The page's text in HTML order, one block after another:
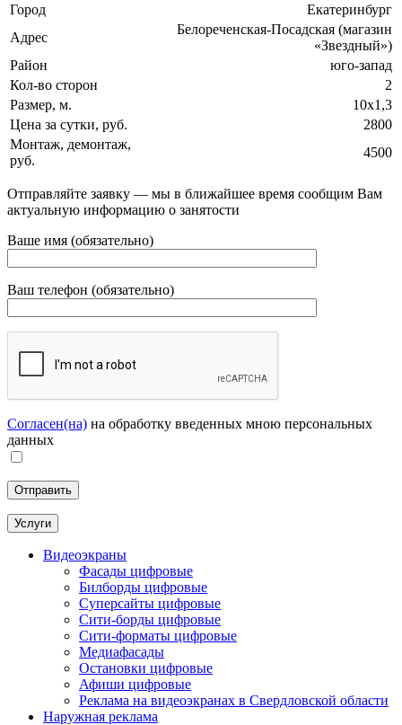
Город
Екатеринбург
Адрес
Белореченская-Посадская (магазин
«Звездный»)
Район
юго-запад
Кол-во сторон
2
Размер, м.
10х1,3
Цена за сутки, руб.
2800
Монтаж, демонтаж,
руб.
4500
Отправляйте заявку — мы в ближайшее время сообщим Вам
актуальную информацию о занятости
Ваше имя (обязательно)
Ваш телефон (обязательно)
Согласен(на) на обработку введенных мною персональных
данных
Услуги
Видеоэкраны
Фасады цифровые
Билборды цифровые
Суперсайты цифровые
Сити-борды цифровые
Сити-форматы цифровые
Медиафасады
Остановки цифровые
Афиши цифровые
Реклама на видеоэкранах в Свердловской области
Наружная реклама